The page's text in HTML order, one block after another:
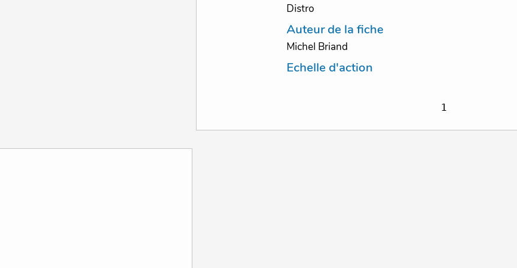
Distro
Auteur de la fiche
Michel Briand
Echelle d'action